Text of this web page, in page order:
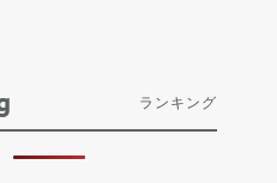
ランキング